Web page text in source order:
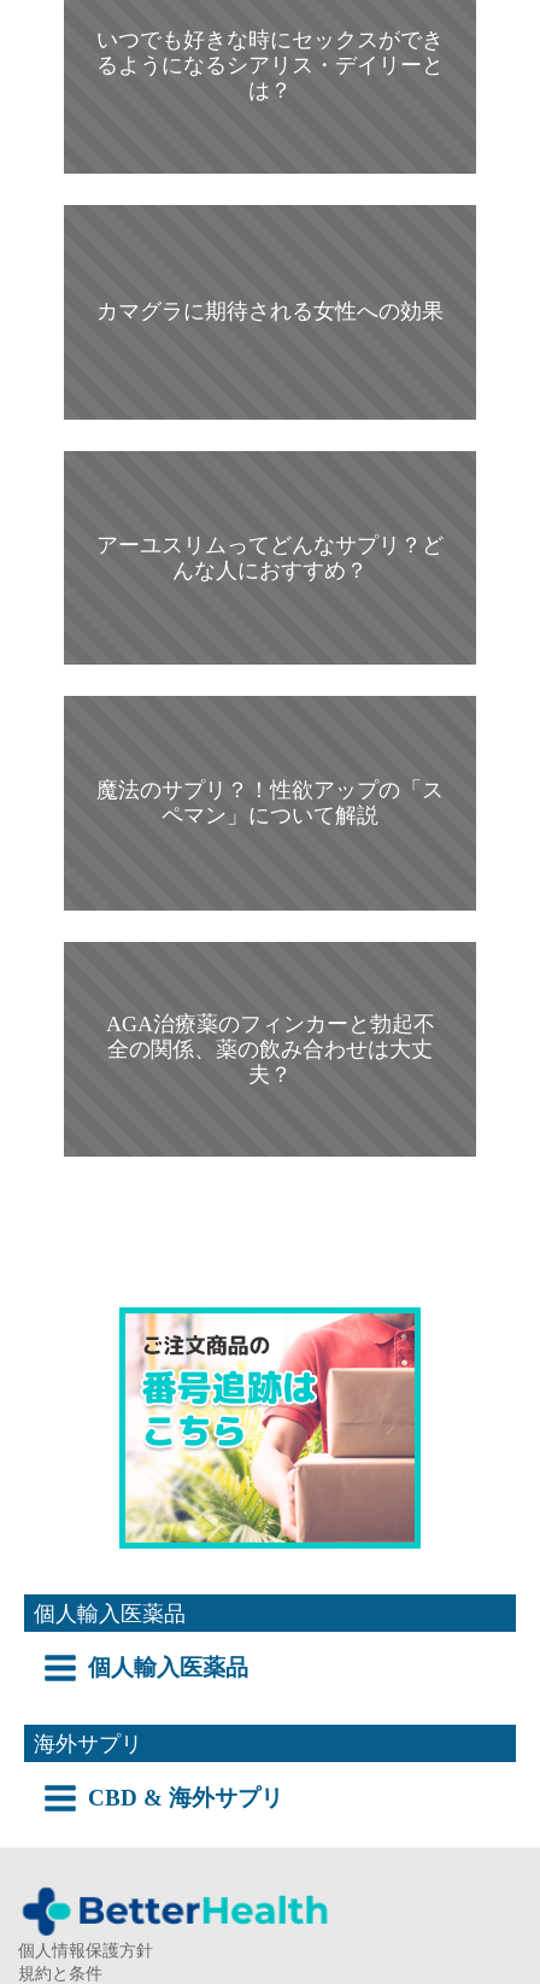
いつでも好きな時にセックスができ
るようになるシアリス・デイリーと
は？
カマグラに期待される女性への効果
アーユスリムってどんなサプリ？ど
んな人におすすめ？
魔法のサプリ？！性欲アップの「ス
ペマン」について解説
AGA治療薬のフィンカーと勃起不
全の関係、薬の飲み合わせは大丈
夫？
個人輸入医薬品
個人輸入医薬品
海外サプリ
CBD & 海外サプリ
個人情報保護方針
規約と条件